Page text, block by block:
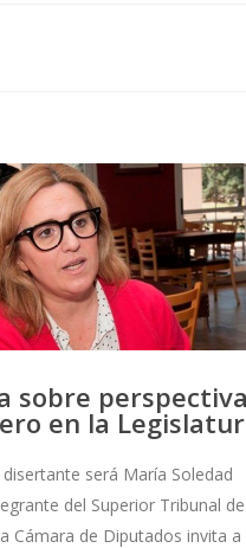
sobre
en la
será María Soledad
del Superior Tribunal de
Cámara de Diputados invita a